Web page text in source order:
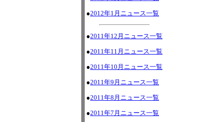
●2012年1月ニュース一覧
●2011年12月ニュース一覧
●2011年11月ニュース一覧
●2011年10月ニュース一覧
●2011年9月ニュース一覧
●2011年8月ニュース一覧
●2011年7月ニュース一覧